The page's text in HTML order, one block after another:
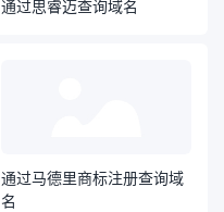
通过思睿迈查询域名
通过马德里商标注册查询域
名